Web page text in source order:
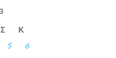
Σ Κ
5
6